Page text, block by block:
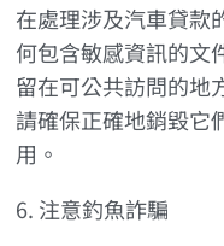
在處理涉及汽車貸款
何包含敏感資訊的文
留在可公共訪問的地
請確保正確地銷毀它
用。
6. 注意釣魚詐騙